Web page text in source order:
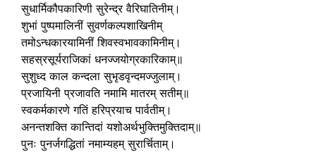
सुधार्मिकौपकारिणी सुरेन्द्र वैरिघातिनीम्।
शुभां पुष्पमालिनीं सुवर्णकल्पशाखिनीम्
तमोऽन्धकारयामिनीं शिवस्वभावकामिनीम्।
सहस्रसूर्यराजिकां धनज्जयोग्रकारिकाम्॥
सुशुध्द काल कन्दला सुभृडवृन्दमज्जुलाम्।
प्रजायिनी प्रजावति नमामि मातरम् सतीम्॥
स्वकर्मकारणे गतिं हरिप्रयाच पार्वतीम्।
अनन्तशक्ति कान्तिदां यशोअर्थभुक्तिमुक्तिदाम्॥
पुनः पुनर्जगद्धितां नमाम्यहम् सुरार्चिताम्।